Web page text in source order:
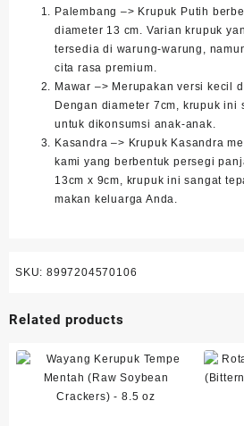
Palembang –> Krupuk Putih
diameter 13 cm. Varian krupuk
tersedia di warung-warung,
cita rasa premium.
Mawar –> Merupakan versi kecil
Dengan diameter 7cm, krupuk ini
untuk dikonsumsi anak-anak.
Kasandra –> Krupuk Kasandra
kami yang berbentuk persegi
13cm x 9cm, krupuk ini sangat
makan keluarga Anda.
SKU: 8997204570106
Related products